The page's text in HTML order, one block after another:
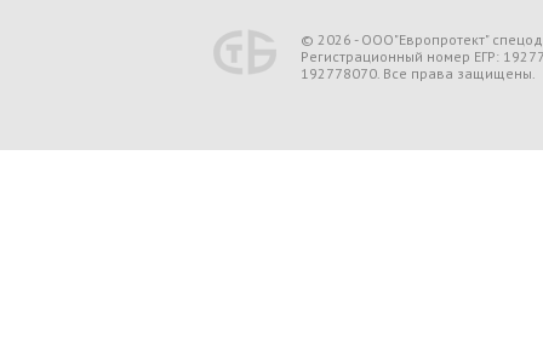
© 2026 - ООО"Европротект"
Регистрационный номер ЕГР:
192778070. Все права защищены.